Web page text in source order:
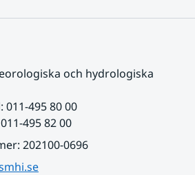
och hydrologiska
011-495 80 00
495 82 00
202100-0696